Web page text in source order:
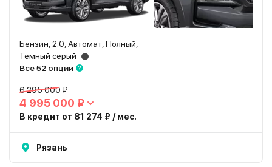
Бензин, 2.0, Автомат, Полный,
Темный серый
Все 52 опции
6 295 000 ₽
4 995 000 ₽
В кредит от 81 274 ₽ / мес.
Рязань